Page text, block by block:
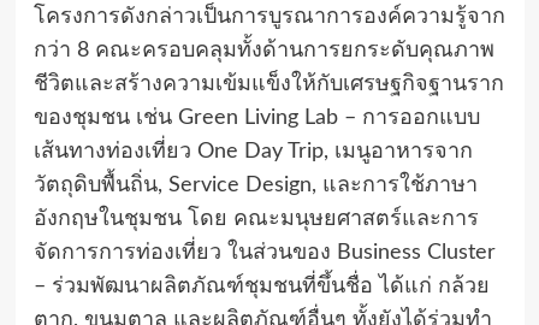
โครงการดังกล่าวเป็นการบูรณาการองค์ความรู้จาก
กว่า 8 คณะครอบคลุมทั้งด้านการยกระดับคุณภาพ
ชีวิตและสร้างความเข้มแข็งให้กับเศรษฐกิจฐานราก
ของชุมชน เช่น Green Living Lab – การออกแบบ
เส้นทางท่องเที่ยว One Day Trip, เมนูอาหารจาก
วัตถุดิบพื้นถิ่น, Service Design, และการใช้ภาษา
อังกฤษในชุมชน โดย คณะมนุษยศาสตร์และการ
จัดการการท่องเที่ยว ในส่วนของ Business Cluster
– ร่วมพัฒนาผลิตภัณฑ์ชุมชนที่ขึ้นชื่อ ได้แก่ กล้วย